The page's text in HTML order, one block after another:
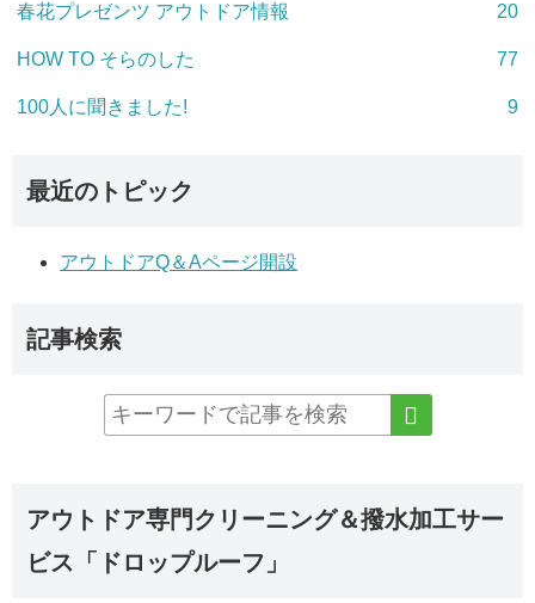
春花プレゼンツ アウトドア情報 20
HOW TO そらのした 77
100人に聞きました! 9
最近のトピック
アウトドアQ＆Aページ開設
記事検索
アウトドア専門クリーニング＆撥水加工サー
ビス「ドロップルーフ」